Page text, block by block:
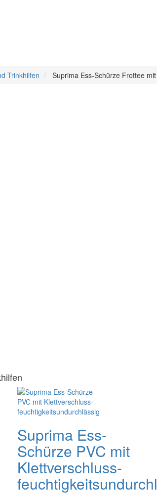
Trinkhilfen Suprima Ess-Schürze Frottee
Suprima Ess-
Schürze PVC mit
Klettverschluss-